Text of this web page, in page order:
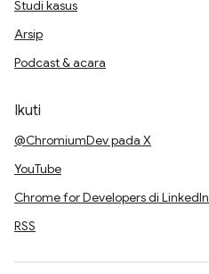
Studi kasus
Arsip
Podcast & acara
Ikuti
@ChromiumDev pada X
YouTube
Chrome for Developers di LinkedIn
RSS